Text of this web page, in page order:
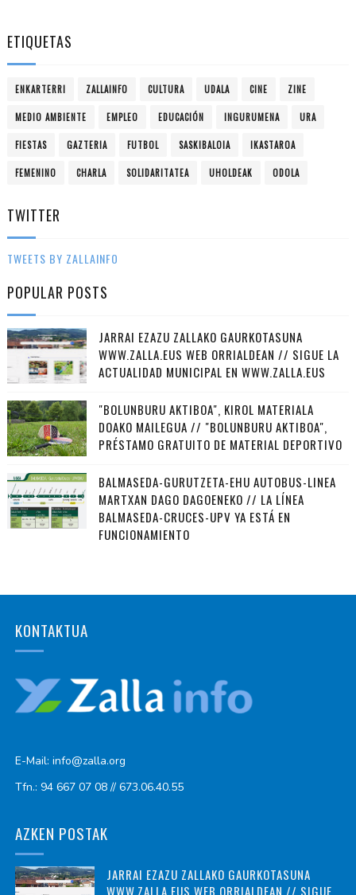
ETIQUETAS
ENKARTERRI ZALLAINFO CULTURA UDALA CINE ZINE
MEDIO AMBIENTE EMPLEO EDUCACIÓN INGURUMENA URA
FIESTAS GAZTERIA FUTBOL SASKIBALOIA IKASTAROA
FEMENINO CHARLA SOLIDARITATEA UHOLDEAK ODOLA
TWITTER
TWEETS BY ZALLAINFO
POPULAR POSTS
JARRAI EZAZU ZALLAKO GAURKOTASUNA
WWW.ZALLA.EUS WEB ORRIALDEAN // SIGUE LA
ACTUALIDAD MUNICIPAL EN WWW.ZALLA.EUS
"BOLUNBURU AKTIBOA", KIROL MATERIALA
DOAKO MAILEGUA // "BOLUNBURU AKTIBOA",
PRÉSTAMO GRATUITO DE MATERIAL DEPORTIVO
BALMASEDA-GURUTZETA-EHU AUTOBUS-LINEA
MARTXAN DAGO DAGOENEKO // LA LÍNEA
BALMASEDA-CRUCES-UPV YA ESTÁ EN
FUNCIONAMIENTO
KONTAKTUA
E-Mail: info@zalla.org
Tfn.: 94 667 07 08 // 673.06.40.55
AZKEN POSTAK
JARRAI EZAZU ZALLAKO GAURKOTASUNA
WWW.ZALLA.EUS WEB ORRIALDEAN // SIGUE